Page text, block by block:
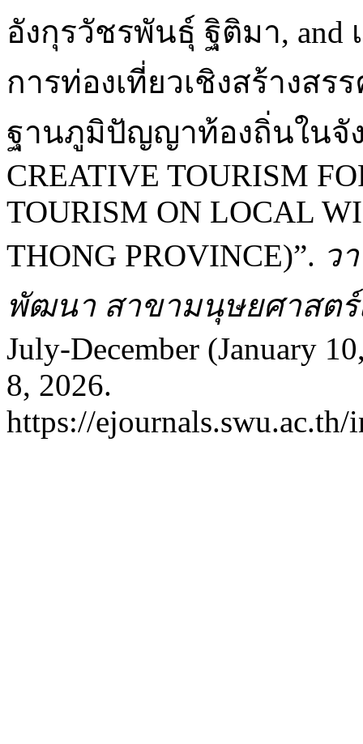
อังกุรวัชรพันธุ์ ฐิติมา, and
การท่องเที่ยวเชิงสร้างส
ฐานภูมิปัญญาท้องถิ่นในจัง
CREATIVE TOURISM
TOURISM ON LOCAL
THONG PROVINCE)”. ว
พัฒนา สาขามนุษยศาสต
July-December (January
8, 2026.
https://